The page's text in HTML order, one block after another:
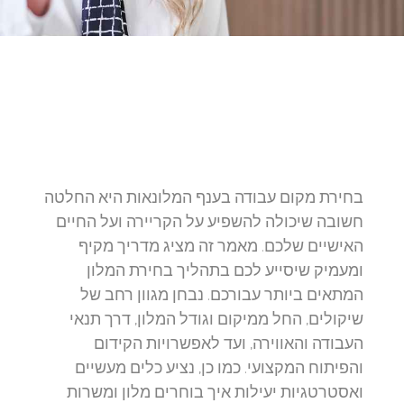
בחירת מקום עבודה בענף המלונאות היא החלטה
חשובה שיכולה להשפיע על הקריירה ועל החיים
האישיים שלכם. מאמר זה מציג מדריך מקיף
ומעמיק שיסייע לכם בתהליך בחירת המלון
המתאים ביותר עבורכם. נבחן מגוון רחב של
שיקולים, החל ממיקום וגודל המלון, דרך תנאי
העבודה והאווירה, ועד לאפשרויות הקידום
והפיתוח המקצועי. כמו כן, נציע כלים מעשיים
ואסטרטגיות יעילות איך בוחרים מלון ומשרות